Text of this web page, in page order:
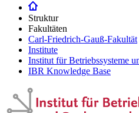
Struktur
Fakultäten
Carl-Friedrich-Gauß-Fakultät
Institute
Institut für Betriebssysteme
IBR Knowledge Base